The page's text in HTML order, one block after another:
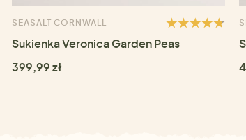
SEASALT CORNWALL
Sukienka Veronica Garden Peas
399,99 zł